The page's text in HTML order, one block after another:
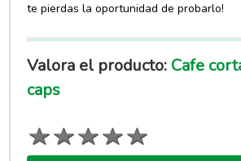
te pierdas la oportunidad de probarlo!
Valora el producto: Cafe
caps